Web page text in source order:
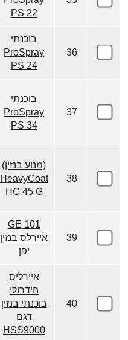
PS 22
36
בוכנתי
ProSpray
PS 24
37
בוכנתי
ProSpray
PS 34
38
(מנוע בנזין)
HeavyCoat
HC 45 G
39
101 GE
איירלס בנזין
יפן
40
איירליס
הידרולי
בוכנתי בנזין
דגם
HSS9000